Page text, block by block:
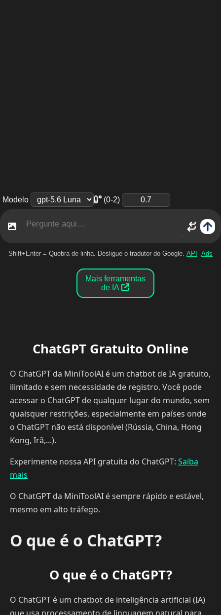
Modelo (0-2)
Shift+Enter = Quebra de linha. Desligue o tradutor do Google. API Ads
Mais ferramentas
de IA
ChatGPT Gratuito Online
O ChatGPT da MiniToolAI é um chatbot de IA gratuito,
ilimitado e sem necessidade de registro. Você pode
acessar o ChatGPT de qualquer lugar do mundo, sem
quaisquer restrições, especialmente em países onde
o ChatGPT não está disponível (Rússia, China, Hong
Kong, Irã,...).
Experimente nossa API gratuita do ChatGPT: Saiba
mais
O ChatGPT da MiniToolAI é sempre rápido e estável,
mesmo em alto tráfego.
O que é o ChatGPT?
O que é o ChatGPT?
O ChatGPT é um chatbot de inteligência artificial (IA)